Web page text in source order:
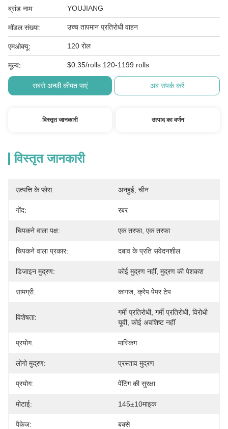
ब्रांड नाम: YOUJIANG
मॉडल संख्या: उच्च तापमान प्रतिरोधी वाहन
एमओक्यू: 120 रोल
मूल्य: $0.35/rolls 120-1199 rolls
सबसे अच्छी कीमत पाएं अब संपर्क करें
विस्तृत जानकारी उत्पाद का वर्णन
विस्तृत जानकारी
उत्पत्ति के प्लेस: अनहुई, चीन
गोंद: रबर
चिपकने वाला पक्ष: एक तरफा, एक तरफा
चिपकने वाला प्रकार: दबाव के प्रति संवेदनशील
डिजाइन मुद्रण: कोई मुद्रण नहीं, मुद्रण की पेशकश
सामग्री: कागज, क्रेप पेपर टेप
विशेषता:
गर्मी प्रतिरोधी, गर्मी प्रतिरोधी, विरोधी
यूवी, कोई अवशिष्ट नहीं
प्रयोग: मास्किंग
लोगो मुद्रण: प्रस्ताव मुद्रण
प्रयोग: पेंटिंग की सुरक्षा
मोटाई: 145±10माइक
पैकेज: बक्से